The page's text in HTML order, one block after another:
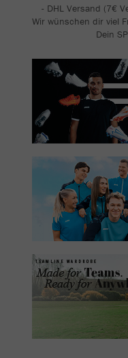
- DHL Versand (7€
Wir wünschen dir viel
Dein